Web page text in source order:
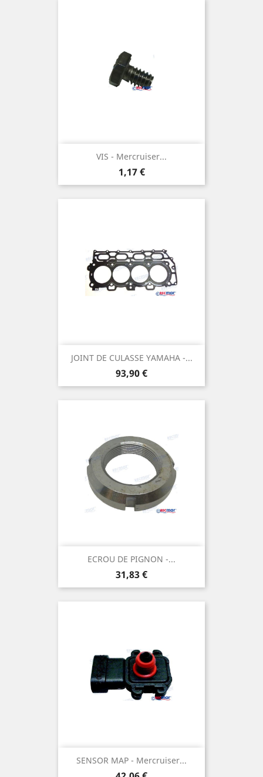
VIS - Mercruiser...
Prix
1,17 €
JOINT DE CULASSE YAMAHA -...
Prix
93,90 €
ECROU DE PIGNON -...
Prix
31,83 €
SENSOR MAP - Mercruiser...